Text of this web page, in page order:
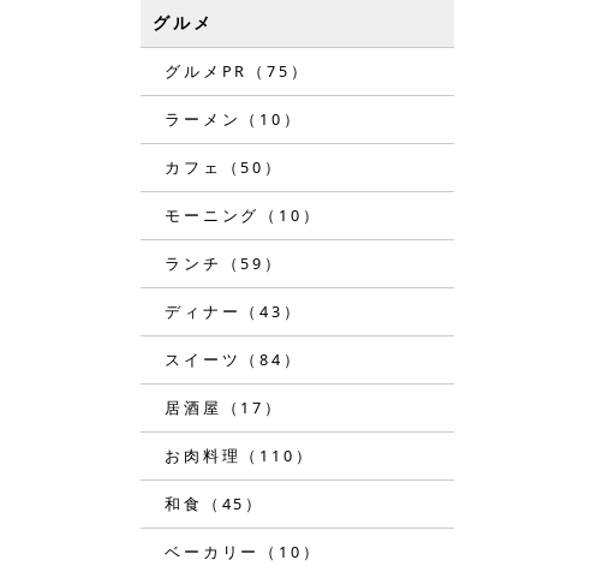
グルメ
グルメPR（75）
ラーメン（10）
カフェ（50）
モーニング（10）
ランチ（59）
ディナー（43）
スイーツ（84）
居酒屋（17）
お肉料理（110）
和食（45）
ベーカリー（10）